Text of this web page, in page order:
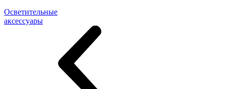
Осветительные
аксессуары